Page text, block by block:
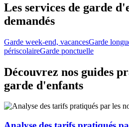
Les services de garde
demandés
Garde week-end, vacancesGarde
périscolaireGarde ponctuelle
Découvrez nos guides
garde d'enfants